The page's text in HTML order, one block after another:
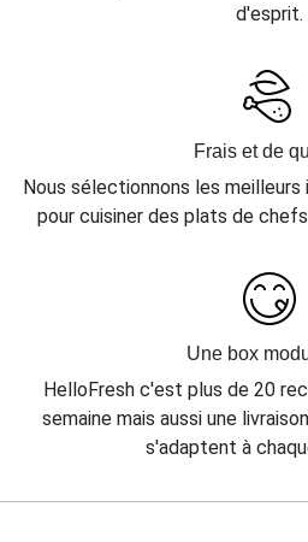
d'esprit.
Frais et de
Nous sélectionnons les meilleurs
pour cuisiner des plats de
Une box
HelloFresh c'est plus de 20
semaine mais aussi une
s'adaptent à